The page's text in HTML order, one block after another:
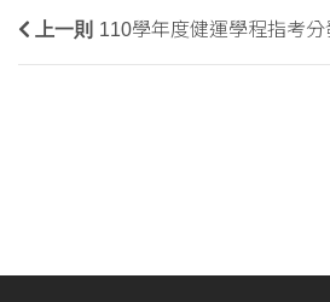
上一則 110學年度健運學程指考分